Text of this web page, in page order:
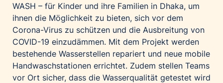
WASH – für Kinder und ihre Familien in Dhaka, um
ihnen die Möglichkeit zu bieten, sich vor dem
Corona-Virus zu schützen und die Ausbreitung von
COVID-19 einzudämmen. Mit dem Projekt werden
bestehende Wasserstellen repariert und neue mobile
Handwaschstationen errichtet. Zudem stellen Teams
vor Ort sicher, dass die Wasserqualität getestet wird